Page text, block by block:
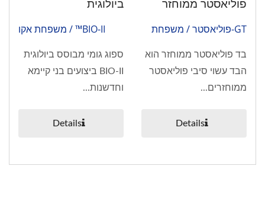
פוליאסטר ממוחזר
GT-פוליאסטר / משפחת
בד פוליאסטר ממוחזר הוא
הבד עשוי סיבי פוליאסטר
ממוחזרים...
Details
ביולוגית
BIO-II™ / משפחת אקו
ספוג גומי מבוסס ביולוגית
BIO-II ביצועים בני קיימא
וחדשנות...
Details